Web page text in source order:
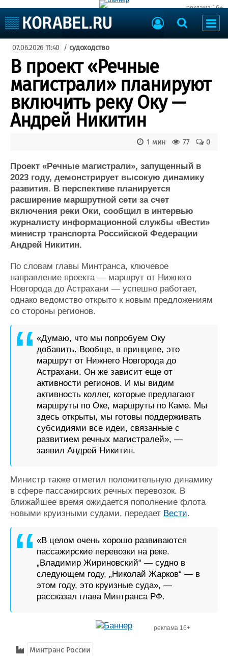
реклама 16+
Судоходство
Судоремонт
События
Пресс-релизы
Порты
ВМФ
Образование
Яхты и катера
Еще
Пульс
Новости
Компании
Репутация
Работа
Крюинг
Журнал
Реклама
Доска объявлений
Продажа флота
Оборудование
Изделия
Материалы
Услуги
Конференции
Выставки и семинары
Личности
Словарь
Флот
Галерея флота
Форум
07.06.2026 11:40 / судоходство
В проект «Речные
магистрали» планируют
включить реку Оку —
Андрей Никитин
0
77
1 мин
Проект «Речные магистрали», запущенный в
2023 году, демонстрирует высокую динамику
развития. В перспективе планируется
расширение маршрутной сети за счет
включения реки Оки, сообщил в интервью
журналисту информационной службы «Вести»
министр транспорта Российской Федерации
Андрей Никитин.
По словам главы Минтранса, ключевое
направление проекта — маршрут от Нижнего
Новгорода до Астрахани — успешно работает,
однако ведомство открыто к новым предложениям
со стороны регионов.
«Думаю, что мы попробуем Оку
добавить. Вообще, в принципе, это
маршрут от Нижнего Новгорода до
Астрахани. Он же зависит еще от
активности регионов. И мы видим
активность коллег, которые предлагают
маршруты по Оке, маршруты по Каме. Мы
здесь открыты, мы готовы поддерживать
субсидиями все идеи, связанные с
развитием речных магистралей», —
заявил Андрей Никитин.
Министр также отметил положительную динамику
в сфере пассажирских речных перевозок. В
ближайшее время ожидается пополнение флота
новыми круизными судами, передает Вести.
«В целом очень хорошо развиваются
пассажирские перевозки на реке.
„Владимир Жириновский“ — судно в
следующем году, „Николай Жарков“ — в
этом году, это круизные суда», —
рассказал глава Минтранса РФ.
реклама 16+
Минтранс России